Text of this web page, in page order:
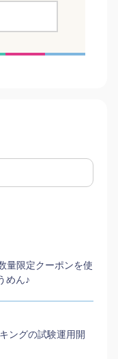
量限定クーポンを使
めん♪
ングの試験運用開